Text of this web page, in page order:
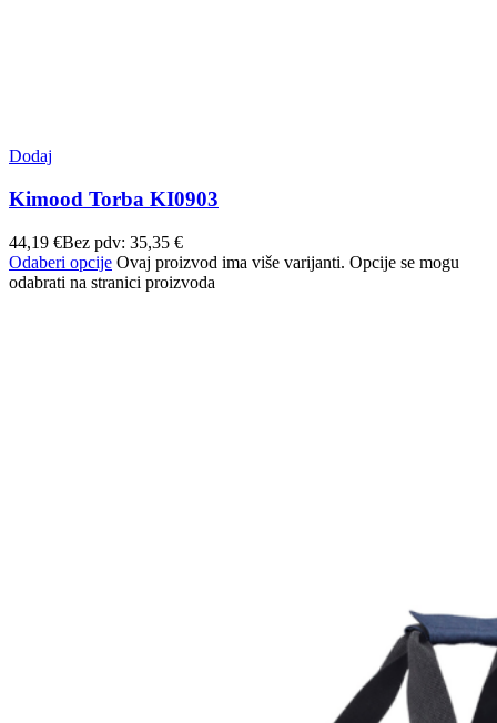
Dodaj
Kimood Torba KI0903
44,19 €Bez pdv: 35,35 €
Odaberi opcije Ovaj proizvod ima više varijanti. Opcije se mogu
odabrati na stranici proizvoda